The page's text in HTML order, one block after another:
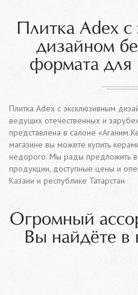
Плитка Adex
дизайном
формата
Плитка Adex с эксклюзивным
ведущих отечественных и
представлена в салоне «Аганим
магазине вы можете купить
недорого. Мы рады предложить
продукции, доступные цены и
Казани и республике Татарстан
Огромный
Вы найдёте в